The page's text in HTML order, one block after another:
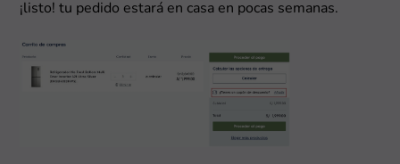
¡listo! tu pedido estará en casa en pocas semanas.